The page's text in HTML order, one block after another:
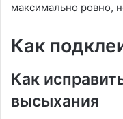
максимально ровно,
Как
Как
высыхания